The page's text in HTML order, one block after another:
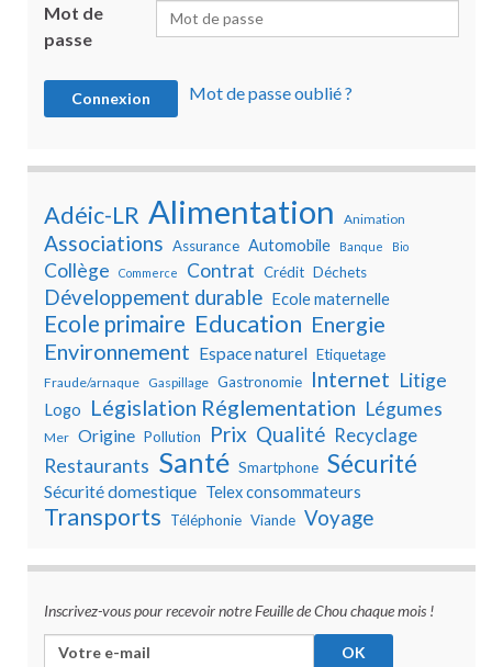
Mot de
passe
Mot de passe oublié ?
Adéic-LR Alimentation Animation
Associations Assurance Automobile Banque Bio
Collège Commerce Contrat Crédit Déchets
Développement durable Ecole maternelle
Ecole primaire Education Energie
Environnement Espace naturel Etiquetage
Fraude/arnaque Gaspillage Gastronomie Internet Litige
Logo Législation Réglementation Légumes
Mer Origine Pollution Prix Qualité Recyclage
Restaurants Santé Smartphone Sécurité
Sécurité domestique Telex consommateurs
Transports Téléphonie Viande Voyage
Inscrivez-vous pour recevoir notre Feuille de Chou chaque mois !